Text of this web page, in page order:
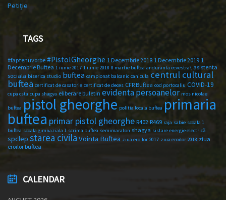
Petiție
TAGS
#faptenuvorbe #PistolGheorghe 1 Decembrie 2018 1 Decembrie 2019 1
Decembrie Buftea 1 iunie 2017 1 iunie 2018 8 martie buftea anduranta ecvestra\ asistenta
sociala biserica studio buftea campionat balcanic canicula centrul cultural
buftea certificat de casatorie certificat de deces CFR Buftea cod portocaliu COVID-19
cupa csta cupa shagya eliberare buletin evidenta persoanelor mos nicolae
buftea pistol gheorghe politia locala buftea primaria
buftea primar pistol gheorghe R402 R469 raja sabie scoala 1
buftea scoala gimnaziala 1 scrima buftea semimaraton shagya sistare energie electrică
spclep starea civila Vointa Buftea ziua eroilor 2017 ziua eroilor 2018 ziua
eroilor buftea
CALENDAR